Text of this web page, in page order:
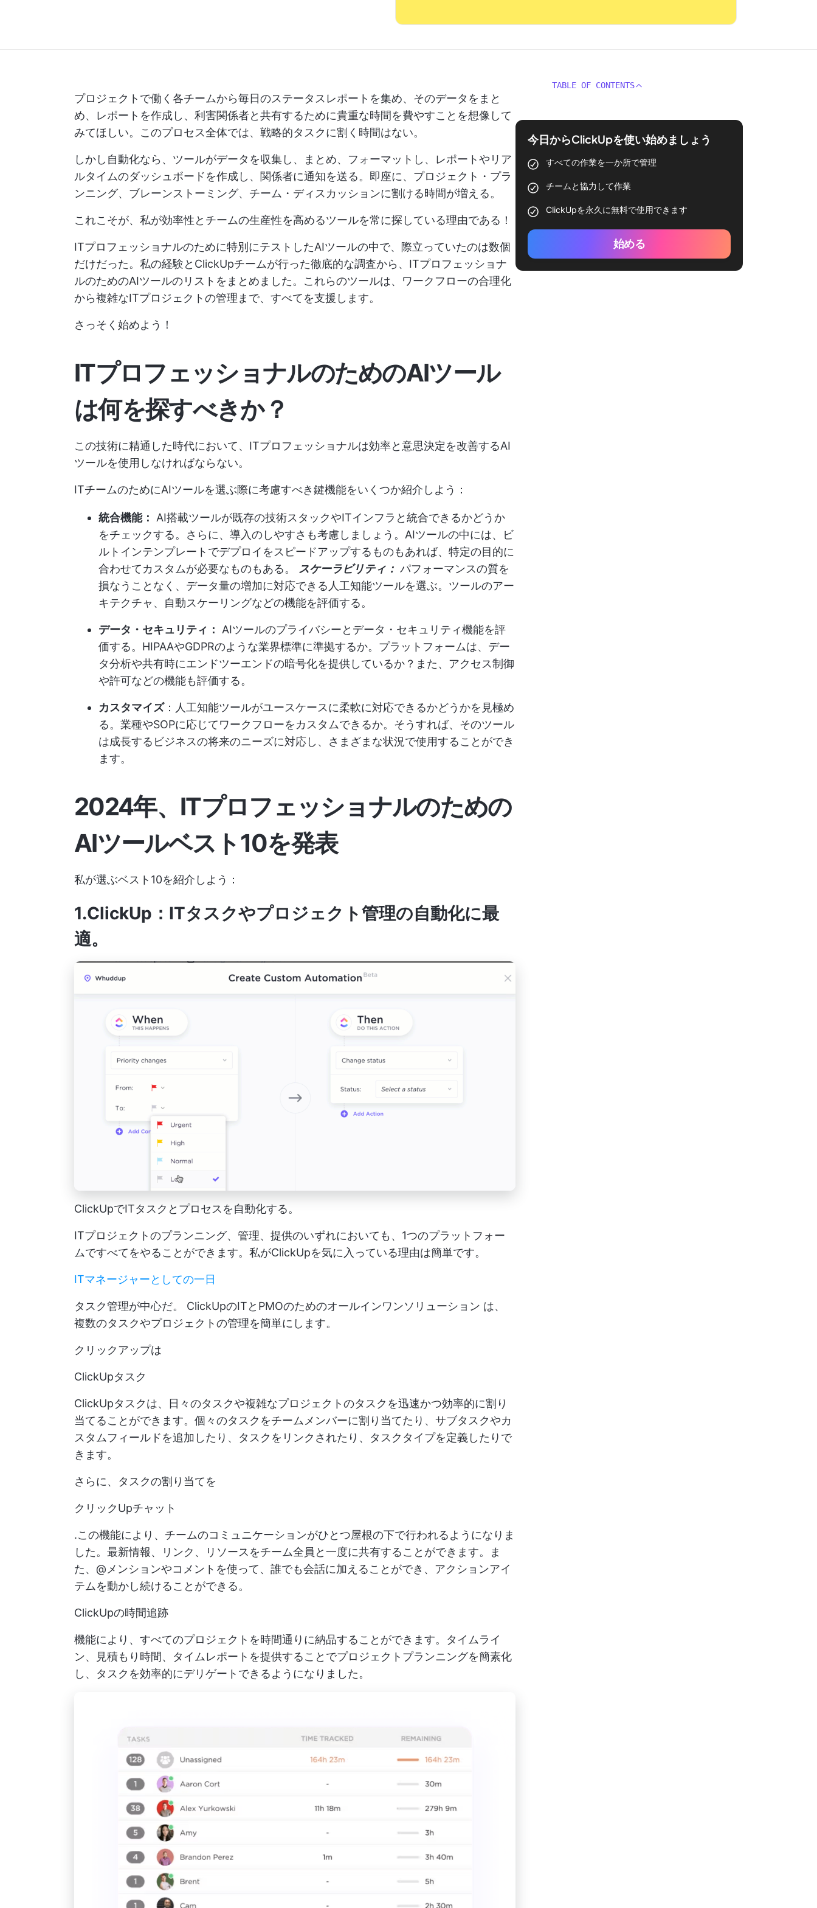
プロジェクトで働く各チームから毎日のステータスレポートを集め、そのデータをまと
め、レポートを作成し、利害関係者と共有するために貴重な時間を費やすことを想像して
みてほしい。このプロセス全体では、戦略的タスクに割く時間はない。
しかし自動化なら、ツールがデータを収集し、まとめ、フォーマットし、レポートやリア
ルタイムのダッシュボードを作成し、関係者に通知を送る。即座に、プロジェクト・プラ
ンニング、ブレーンストーミング、チーム・ディスカッションに割ける時間が増える。
これこそが、私が効率性とチームの生産性を高めるツールを常に探している理由である！
ITプロフェッショナルのために特別にテストしたAIツールの中で、際立っていたのは数個
だけだった。私の経験とClickUpチームが行った徹底的な調査から、ITプロフェッショナ
ルのためのAIツールのリストをまとめました。これらのツールは、ワークフローの合理化
から複雑なITプロジェクトの管理まで、すべてを支援します。
さっそく始めよう！
ITプロフェッショナルのためのAIツール
は何を探すべきか？
この技術に精通した時代において、ITプロフェッショナルは効率と意思決定を改善するAI
ツールを使用しなければならない。
ITチームのためにAIツールを選ぶ際に考慮すべき鍵機能をいくつか紹介しよう：
統合機能：
AI搭載ツールが既存の技術スタックやITインフラと統合できるかどうか
をチェックする。さらに、導入のしやすさも考慮しましょう。AIツールの中には、ビ
ルトインテンプレートでデプロイをスピードアップするものもあれば、特定の目的に
合わせてカスタムが必要なものもある。 スケーラビリティ： パフォーマンスの質を
損なうことなく、データ量の増加に対応できる人工知能ツールを選ぶ。ツールのアー
キテクチャ、自動スケーリングなどの機能を評価する。
データ・セキュリティ：
AIツールのプライバシーとデータ・セキュリティ機能を評
価する。HIPAAやGDPRのような業界標準に準拠するか。プラットフォームは、デー
タ分析や共有時にエンドツーエンドの暗号化を提供しているか？また、アクセス制御
や許可などの機能も評価する。
カスタマイズ：人工知能ツールがユースケースに柔軟に対応できるかどうかを見極め
る。業種やSOPに応じてワークフローをカスタムできるか。そうすれば、そのツール
は成長するビジネスの将来のニーズに対応し、さまざまな状況で使用することができ
ます。
2024年、ITプロフェッショナルのための
AIツールベスト10を発表
私が選ぶベスト10を紹介しよう：
1.ClickUp：ITタスクやプロジェクト管理の自動化に最
適。
ClickUpでITタスクとプロセスを自動化する。
ITプロジェクトのプランニング、管理、提供のいずれにおいても、1つのプラットフォー
ムですべてをやることができます。私がClickUpを気に入っている理由は簡単です。
ITマネージャーとしての一日
タスク管理が中心だ。 ClickUpのITとPMOのためのオールインワンソリューション は、
複数のタスクやプロジェクトの管理を簡単にします。
クリックアップは
ClickUpタスク
ClickUpタスクは、日々のタスクや複雑なプロジェクトのタスクを迅速かつ効率的に割り
当てることができます。個々のタスクをチームメンバーに割り当てたり、サブタスクやカ
スタムフィールドを追加したり、タスクをリンクされたり、タスクタイプを定義したりで
きます。
さらに、タスクの割り当てを
クリックUpチャット
.この機能により、チームのコミュニケーションがひとつ屋根の下で行われるようになりま
した。最新情報、リンク、リソースをチーム全員と一度に共有することができます。ま
た、@メンションやコメントを使って、誰でも会話に加えることができ、アクションアイ
テムを動かし続けることができる。
ClickUpの時間追跡
機能により、すべてのプロジェクトを時間通りに納品することができます。タイムライ
ン、見積もり時間、タイムレポートを提供することでプロジェクトプランニングを簡素化
し、タスクを効率的にデリゲートできるようになりました。
TABLE OF CONTENTS
今日からClickUpを使い始めましょう
すべての作業を一か所で管理
チームと協力して作業
ClickUpを永久に無料で使用できます
始める